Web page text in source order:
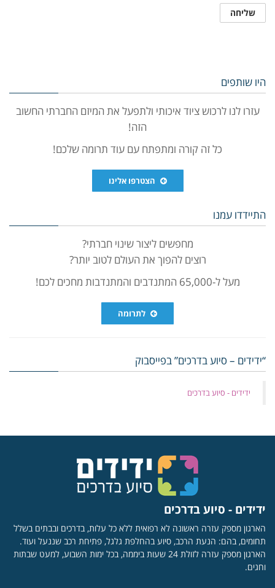
היו שותפים
עזרו לנו לרכוש ציוד איכותי ולתפעל את המיזם החברתי החשוב
הזה!
כל זה קורה ומתפתח עם עוד תרומה שלכם!
הצטרפו אלינו
התיידדו עמנו
מחפשים ליצור שינוי חברתי?
רוצים להפוך את העולם לטוב יותר?
מעל ל-65,000 המתנדבים והמתנדבות מחכים לכם!
לתרומה
“ידידים – סיוע בדרכים” בפייסבוק
‏ידידים - סיוע בדרכים
ידידים - סיוע בדרכים
הארגון מספק עזרה ראשונה לא רפואית ללא כל עלות, בדרכים ובבתים בשלל
תחומים, בהם: הנעת הרכב, סיוע בהחלפת גלגל, פתיחת רכב שננעל ועוד.
הארגון מספק עזרה לזולת 24 שעות ביממה, בכל ימות השבוע, למעט שבתות
וחגים.